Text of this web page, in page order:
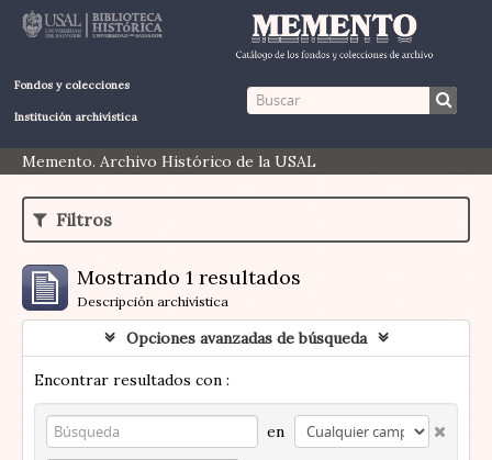
Fondos y colecciones
Institución archivística
Memento. Archivo Histórico de la USAL
Filtros
Mostrando 1 resultados
Descripción archivística
Opciones avanzadas de búsqueda
Encontrar resultados con :
en